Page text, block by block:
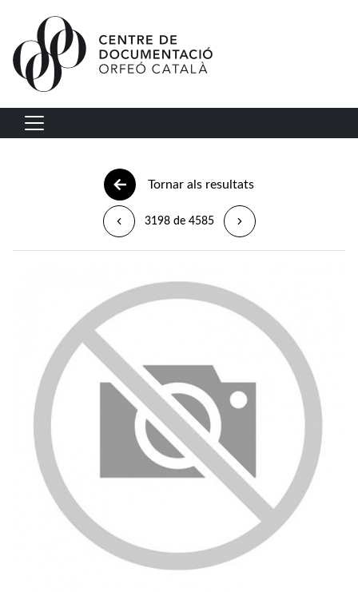
Vés al contingut
Navegació principal
Tornar als resultats
3198 de 4585